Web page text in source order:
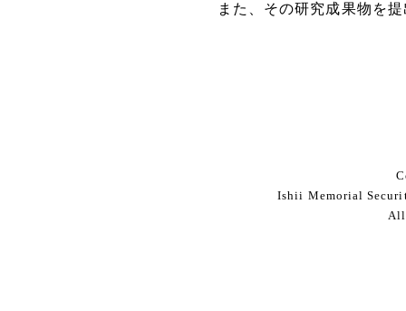
また、その研究成果物を
Ishii Memorial
All